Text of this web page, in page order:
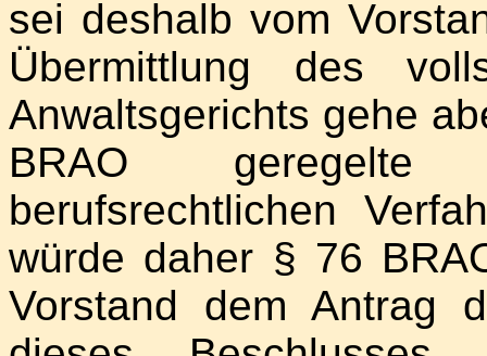
sei deshalb vom
Übermittlung des
Anwaltsgerichts gehe
BRAO geregelte
berufsrechtlichen
würde daher § 76
Vorstand dem Antrag